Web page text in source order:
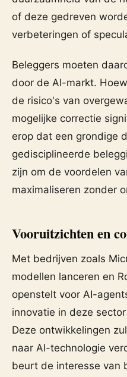
of deze gedreven
verbeteringen of
Beleggers moeten
door de AI-markt.
de risico's van
mogelijke correctie
erop dat een grondige
gedisciplineerde
zijn om de voordelen
maximaliseren zonder
Vooruitzichten en
Met bedrijven zoals
modellen lanceren en
openstelt voor AI-
innovatie in deze
Deze ontwikkelingen
naar AI-technologie
beurt de interesse van